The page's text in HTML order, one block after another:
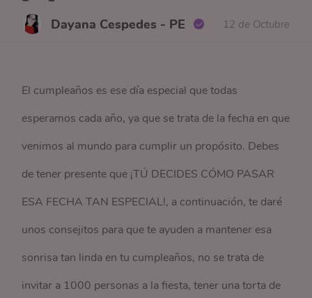
Dayana Cespedes - PE 12 de Octubre
El cumpleaños es ese día especial que todas
esperamos cada año, ya que se trata de la fecha en que
venimos al mundo para cumplir un propósito. Debes
de tener presente que ¡TÚ DECIDES CÓMO PASAR
ESA FECHA TAN ESPECIAL!, a continuación, te daré
unos consejitos para que te ayuden a mantener esa
sonrisa tan linda en tu cumpleaños, no se trata de
invitar a 1000 personas a la fiesta, tener una torta de